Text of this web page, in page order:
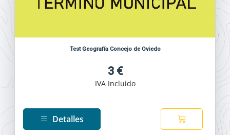
Test Geografía Concejo de Oviedo
3 €
IVA Incluido
Detalles